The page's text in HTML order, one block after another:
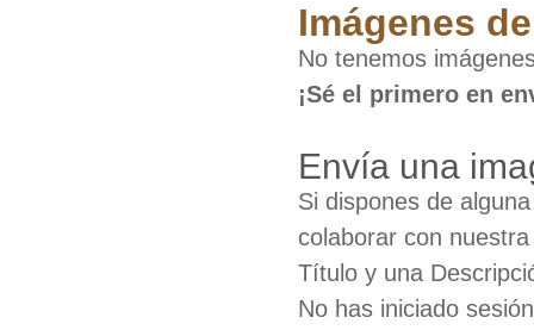
Imágenes
No tenemos
¡Sé el primero en
Envía una
Si dispones de
colaborar con
Título y una
No has iniciado